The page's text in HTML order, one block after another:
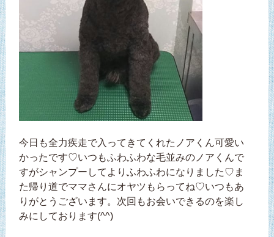
今日も全力疾走で入ってきてくれたノアくん可愛い
かったです♡いつもふわふわな毛並みのノアくんで
すがシャンプーしてよりふわふわになりました♡ま
た帰り道でママさんにオヤツもらってね♡いつもあ
りがとうございます。次回もお会いできるのを楽し
みにしております(^^)